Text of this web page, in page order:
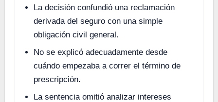
La decisión confundió una reclamación
derivada del seguro con una simple
obligación civil general.
No se explicó adecuadamente desde
cuándo empezaba a correr el término de
prescripción.
La sentencia omitió analizar intereses